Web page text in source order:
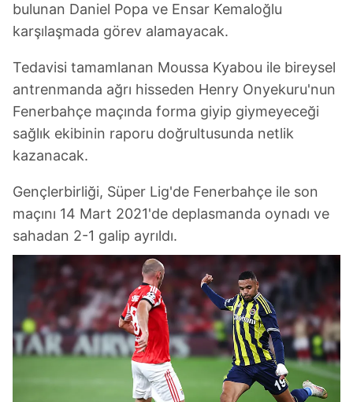
bulunan Daniel Popa ve Ensar Kemaloğlu
karşılaşmada görev alamayacak.
Tedavisi tamamlanan Moussa Kyabou ile bireysel
antrenmanda ağrı hisseden Henry Onyekuru'nun
Fenerbahçe maçında forma giyip giymeyeceği
sağlık ekibinin raporu doğrultusunda netlik
kazanacak.
Gençlerbirliği, Süper Lig'de Fenerbahçe ile son
maçını 14 Mart 2021'de deplasmanda oynadı ve
sahadan 2-1 galip ayrıldı.